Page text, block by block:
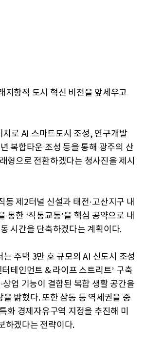
지향적 도시 혁신 비전을 앞세우고
치로 AI 스마트도시 조성, 연구개발
복합타운 조성 등을 통해 광주의 산
형으로 전환하겠다는 청사진을 제시
동 제2터널 신설과 태전·고산지구 내
통한 ‘직통교통’을 핵심 공약으로 내
시간을 단축하겠다는 계획이다.
는 주택 3만 호 규모의 AI 신도시 조성
테인먼트 & 라이프 스트리트’ 구축
상업 기능이 결합된 복합 생활 공간을
을 밝혔다. 또한 삼동 등 역세권을 중
화 경제자유구역 지정을 추진해 미
하겠다는 전략이다.